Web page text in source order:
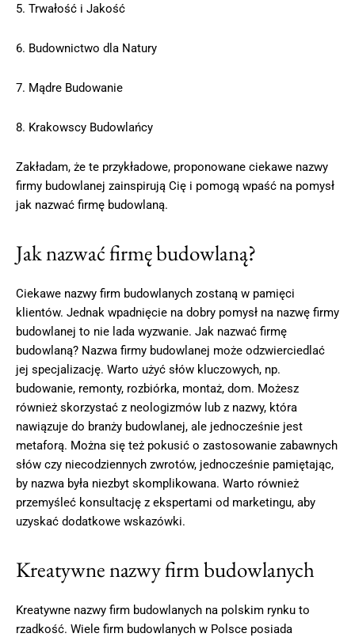
5. Trwałość i Jakość
6. Budownictwo dla Natury
7. Mądre Budowanie
8. Krakowscy Budowlańcy
Zakładam, że te przykładowe, proponowane ciekawe nazwy
firmy budowlanej zainspirują Cię i pomogą wpaść na pomysł
jak nazwać firmę budowlaną.
Jak nazwać firmę budowlaną?
Ciekawe nazwy firm budowlanych zostaną w pamięci
klientów. Jednak wpadnięcie na dobry pomysł na nazwę firmy
budowlanej to nie lada wyzwanie. Jak nazwać firmę
budowlaną? Nazwa firmy budowlanej może odzwierciedlać
jej specjalizację. Warto użyć słów kluczowych, np.
budowanie, remonty, rozbiórka, montaż, dom. Możesz
również skorzystać z neologizmów lub z nazwy, która
nawiązuje do branży budowlanej, ale jednocześnie jest
metaforą. Można się też pokusić o zastosowanie zabawnych
słów czy niecodziennych zwrotów, jednocześnie pamiętając,
by nazwa była niezbyt skomplikowana. Warto również
przemyśleć konsultację z ekspertami od marketingu, aby
uzyskać dodatkowe wskazówki.
Kreatywne nazwy firm budowlanych
Kreatywne nazwy firm budowlanych na polskim rynku to
rzadkość. Wiele firm budowlanych w Polsce posiada